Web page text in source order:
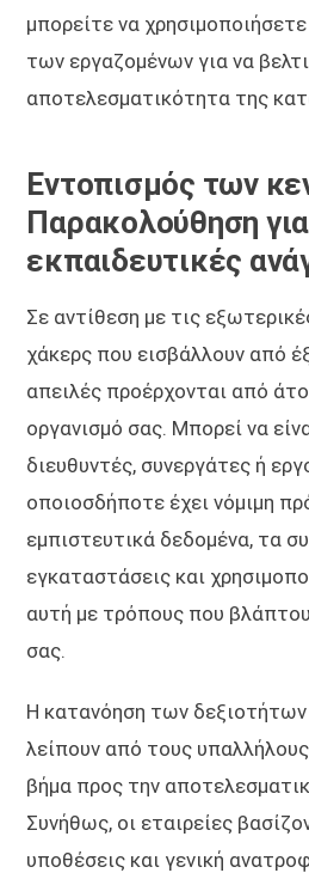
μπορείτε να
των εργαζομένων για να
αποτελεσματικότητα της
Εντοπισμός των
Παρακολούθηση
εκπαιδευτικές
Σε αντίθεση με τις
χάκερς που εισβάλλουν από
απειλές προέρχονται από
οργανισμό σας. Μπορεί να
διευθυντές, συνεργάτες ή
οποιοσδήποτε έχει νόμιμη
εμπιστευτικά δεδομένα, τα
εγκαταστάσεις και
αυτή με τρόπους που
σας.
Η κατανόηση των
λείπουν από τους
βήμα προς την
Συνήθως, οι εταιρείες
υποθέσεις και γενική